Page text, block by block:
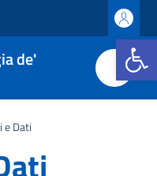
Apri la
de'
e Dati